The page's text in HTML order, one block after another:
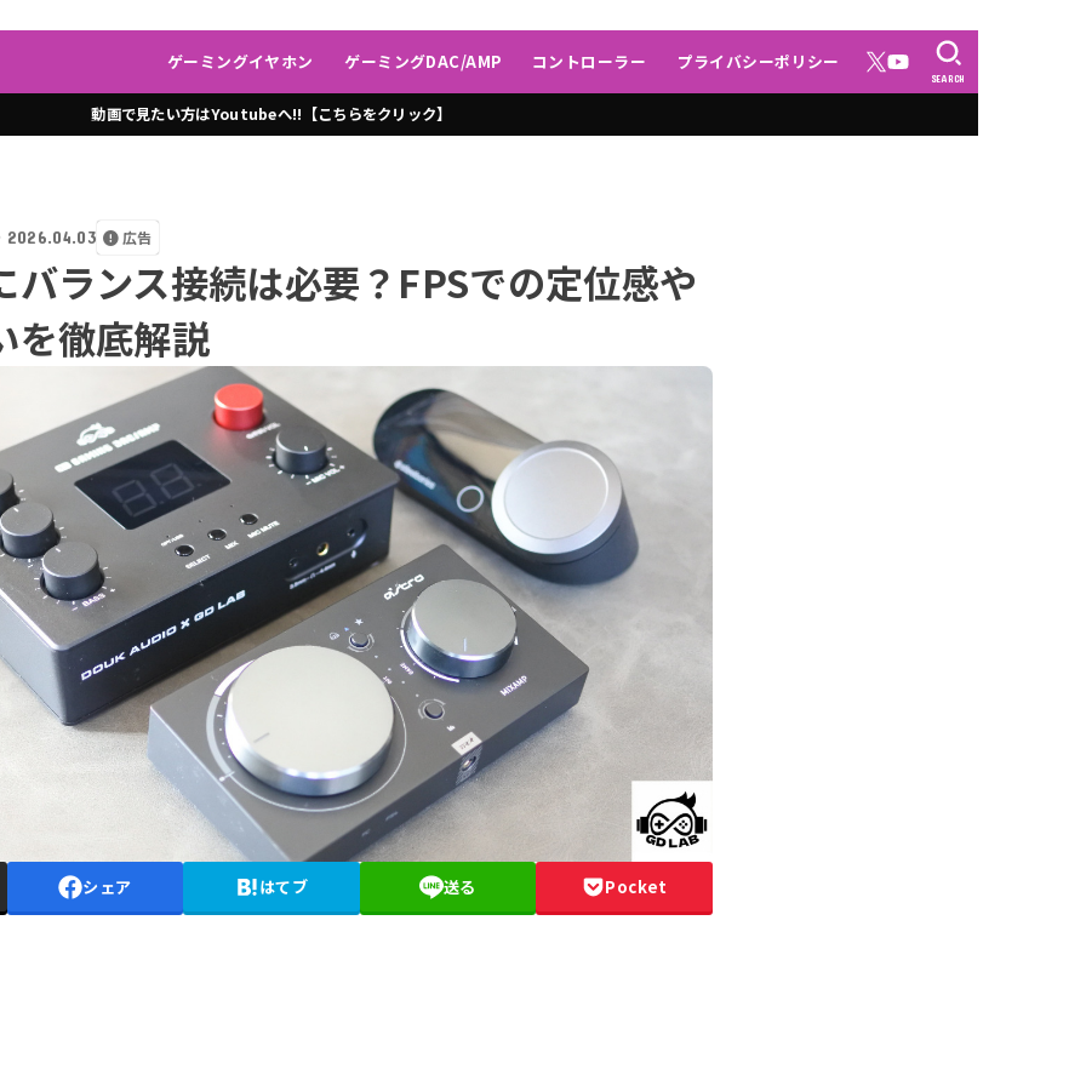
ゲーミングイヤホン ゲーミングDAC/AMP コントローラー プライバシーポリシー
SEARCH
動画で見たい方はYoutubeへ!!【こちらをクリック】
2026.04.03 広告
バランス接続は必要？FPSでの定位感や
を徹底解説
シェア はてブ 送る Pocket